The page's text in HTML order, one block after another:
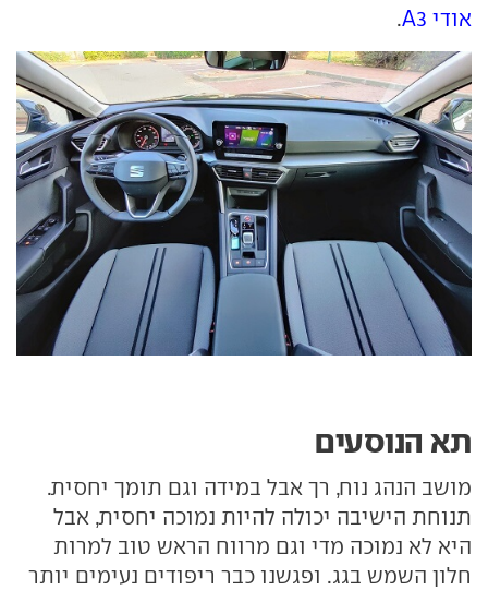
אודי A3
.
תא הנוסעים
מושב הנהג נוח, רך אבל במידה וגם תומך יחסית.
תנוחת הישיבה יכולה להיות נמוכה יחסית, אבל
היא לא נמוכה מדי וגם מרווח הראש טוב למרות
חלון השמש בגג. ופגשנו כבר ריפודים נעימים יותר